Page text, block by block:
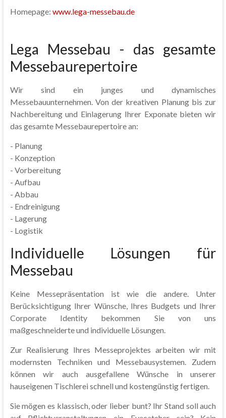
Homepage: www.lega-messebau.de
Lega Messebau - das gesamte
Messebaurepertoire
Wir sind ein junges und dynamisches
Messebauunternehmen. Von der kreativen Planung bis zur
Nachbereitung und Einlagerung Ihrer Exponate bieten wir
das gesamte Messebaurepertoire an:
- Planung
- Konzeption
- Vorbereitung
- Aufbau
- Abbau
- Endreinigung
- Lagerung
- Logistik
Individuelle Lösungen für
Messebau
Keine Messepräsentation ist wie die andere. Unter
Berücksichtigung Ihrer Wünsche, Ihres Budgets und Ihrer
Corporate Identity bekommen Sie von uns
maßgeschneiderte und individuelle Lösungen.
Zur Realisierung Ihres Messeprojektes arbeiten wir mit
modernsten Techniken und Messebausystemen. Zudem
können wir auch ausgefallene Wünsche in unserer
hauseigenen Tischlerei schnell und kostengünstig fertigen.
Sie mögen es klassisch, oder lieber bunt? Ihr Stand soll auch